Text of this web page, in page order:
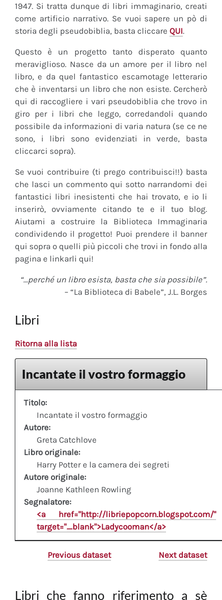
1947. Si tratta dunque di libri immaginario, creati
come artificio narrativo. Se vuoi sapere un pò di
storia degli pseudobiblia, basta cliccare QUI.
Questo è un progetto tanto disperato quanto
meraviglioso. Nasce da un amore per il libro nel
libro, e da quel fantastico escamotage letterario
che è inventarsi un libro che non esiste. Cercherò
qui di raccogliere i vari pseudobiblia che trovo in
giro per i libri che leggo, corredandoli quando
possibile da informazioni di varia natura (se ce ne
sono, i libri sono evidenziati in verde, basta
cliccarci sopra).
Se vuoi contribuire (ti prego contribuisci!!) basta
che lasci un commento qui sotto narrandomi dei
fantastici libri inesistenti che hai trovato, e io li
inserirò, ovviamente citando te e il tuo blog.
Aiutami a costruire la Biblioteca Immaginaria
condividendo il progetto! Puoi prendere il banner
qui sopra o quelli più piccoli che trovi in fondo alla
pagina e linkarli qui!
“…perché un libro esista, basta che sia possibile”.
– “La Biblioteca di Babele”, J.L. Borges
Libri
Ritorna alla lista
Incantate il vostro formaggio
Titolo:
Incantate il vostro formaggio
Autore:
Greta Catchlove
Libro originale:
Harry Potter e la camera dei segreti
Autore originale:
Joanne Kathleen Rowling
Segnalatore:
<a href="http://libriepopcorn.blogspot.com/"
target="_blank">Ladycooman</a>
Previous dataset Next dataset
Libri che fanno riferimento a sè